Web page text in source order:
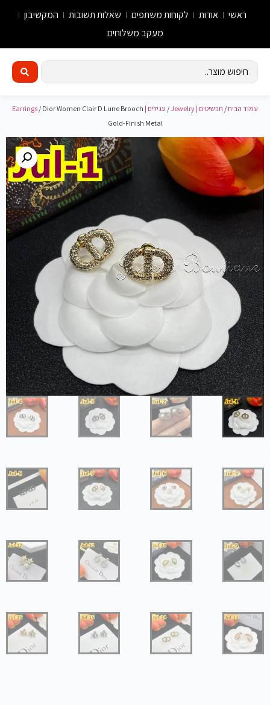
ראשי אודות לקוחות משתפים שאלות תשובות
המקשיבון
מעקב משלוחים
עמוד הבית/ תכשיטים | Jewelry / עגילים | Earrings / Dior Women Clair D Lune Brooch
Gold-Finish Metal